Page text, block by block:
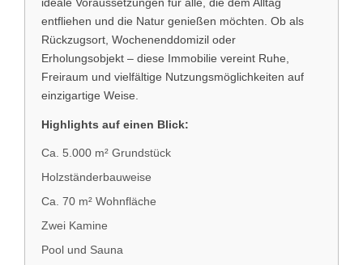
entfliehen und die Natur genießen möchten. Ob als
Rückzugsort, Wochenenddomizil oder
Erholungsobjekt – diese Immobilie vereint Ruhe,
Freiraum und vielfältige Nutzungsmöglichkeiten auf
einzigartige Weise.
Highlights auf einen Blick:
Ca. 5.000 m² Grundstück
Holzständerbauweise
Ca. 70 m² Wohnfläche
Zwei Kamine
Pool und Sauna